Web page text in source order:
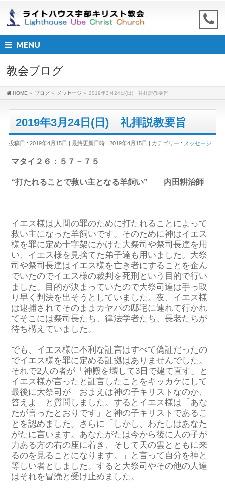
MENU
教会ブログ
HOME » ブログ » メッセージ » 2019年3月24日(日) 礼拝説教要旨
2019年3月24日(日) 礼拝説教要旨
投稿日 : 2019年4月15日 最終更新日時 : 2019年4月15日 カテゴリー : メッセージ
マタイ２６：５７－７５
“打たれることで救い主となる羊飼い” 内田耕治師
イエス様は人間の罪のために打たれることによって
救い主になった羊飼いです。そのために神はイエス
様を罪に定め十字架にかけた大祭司や祭司長達を用
い、イエス様を見捨てた弟子達も用いました。大祭
司や祭司長達はイエス様を亡き者にすることを企ん
でいたのでイエス様の裁判を死刑という目的で行い
ました。目的が決まっていたので大祭司達は手っ取
り早く判決を出そうとしていました。夜、イエス様
は逮捕されてそのままカヤパの邸宅に連れて行かれ
てそこには祭司長たち、律法学者たち、長老たちが
待ち構えていました。
でも、イエス様に不利な証言はすべて偽証だったの
でイエス様を罪に定める証拠はありませんでした。
それで2人の者が「神殿を壊して3日で建て直す」と
イエス様が言ったと証言したことをキッカケにして
最後に大祭司が「おまえは神の子キリストなのか、
答えよ」と質問しました。するとイエス様は「あな
たが言ったとおりです」と神の子キリストであるこ
とを認めました。さらに「しかし、わたしはあなた
がたに言います。あなたがたは今から後に人の子が
力ある方の右の座に着き、そして天の雲とともに来
るのを見ることになります。」と言って自分を神と
等しい者としました。すると大祭司やその他の人達
はそれを冒涜と受け止めました。